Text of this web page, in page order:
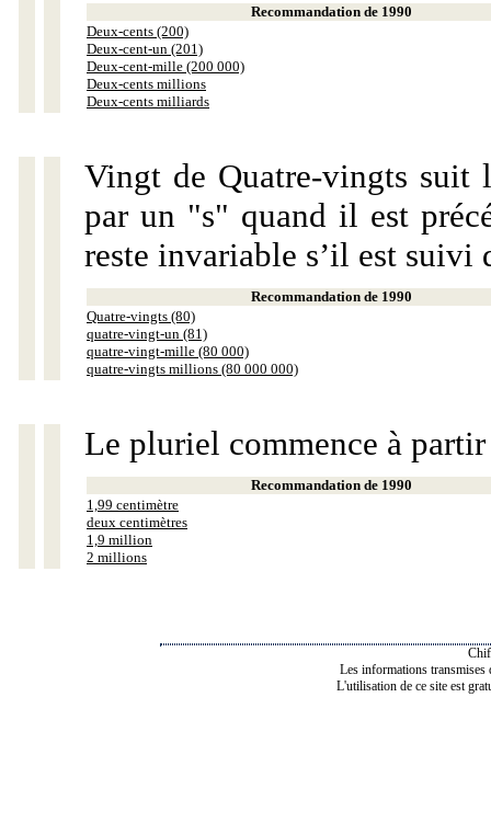
Recommandation de 1990
Deux-cents (200)
Deux-cent-un (201)
Deux-cent-mille (200 000)
Deux-cents millions
Deux-cents milliards
Vingt de Quatre-vingts suit
par un "s" quand il est
reste invariable s’il est suivi
Recommandation de 1990
Quatre-vingts (80)
quatre-vingt-un (81)
quatre-vingt-mille (80 000)
quatre-vingts millions (80 000 000)
Le pluriel commence à
Recommandation de 1990
1,99 centimètre
deux centimètres
1,9 million
2 millions
Les informations transmises
L'utilisation de ce site est